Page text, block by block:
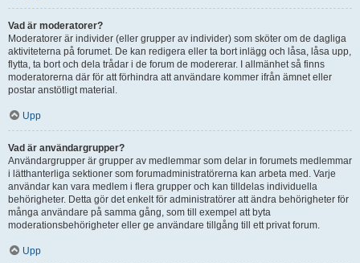
Vad är moderatorer?
Moderatorer är individer (eller grupper av individer) som sköter om de dagliga
aktiviteterna på forumet. De kan redigera eller ta bort inlägg och låsa, låsa upp,
flytta, ta bort och dela trådar i de forum de modererar. I allmänhet så finns
moderatorerna där för att förhindra att användare kommer ifrån ämnet eller
postar anstötligt material.
Upp
Vad är användargrupper?
Användargrupper är grupper av medlemmar som delar in forumets medlemmar
i lätthanterliga sektioner som forumadministratörerna kan arbeta med. Varje
användar kan vara medlem i flera grupper och kan tilldelas individuella
behörigheter. Detta gör det enkelt för administratörer att ändra behörigheter för
många användare på samma gång, som till exempel att byta
moderationsbehörigheter eller ge användare tillgång till ett privat forum.
Upp